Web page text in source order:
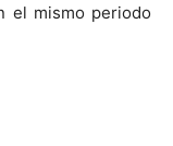
el mismo periodo